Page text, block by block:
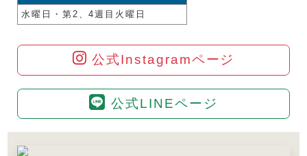
水曜日・第2、4週目火曜日
公式Instagramページ
公式LINEページ